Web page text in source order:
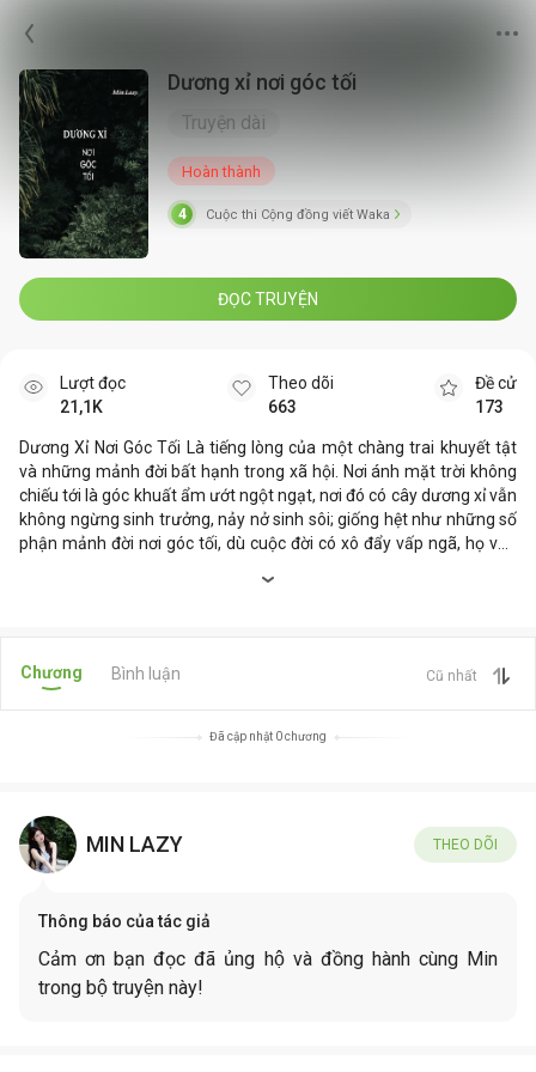
Dương xỉ nơi góc tối
Truyện dài
Hoàn thành
4 Cuộc thi Cộng đồng viết Waka
ĐỌC TRUYỆN
Lượt đọc
21,1K
Theo dõi
663
Đề cử
173
Dương Xỉ Nơi Góc Tối Là tiếng lòng của một chàng trai khuyết tật
và những mảnh đời bất hạnh trong xã hội. Nơi ánh mặt trời không
chiếu tới là góc khuất ẩm ướt ngột ngạt, nơi đó có cây dương xỉ vẫn
không ngừng sinh trưởng, nảy nở sinh sôi; giống hệt như những số
phận mảnh đời nơi góc tối, dù cuộc đời có xô đẩy vấp ngã, họ vẫn
Chương Bình luận Cũ nhất
Đã cập nhật 0 chương
MIN LAZY THEO DÕI
Thông báo của tác giả
Cảm ơn bạn đọc đã ủng hộ và đồng hành cùng Min
trong bộ truyện này!